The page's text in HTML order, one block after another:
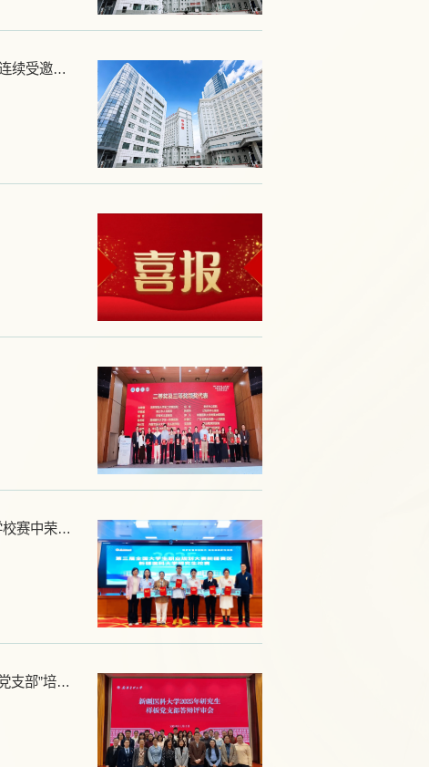
【喜报】“腹中兵甲，湔肠伐胃”——胃肠外科（二病区）党支部党建品牌入选国家级案例库并连续受邀全国交流
【喜报】新疆医科大学第三临床医学院研究生在第三届全国大学生职业规划大赛新疆医科大学校赛中荣获佳绩
【喜报】四雁引航铸先锋，医路奋进担使命 ——研究生第一党支部成功入选校级“研究生样板党支部”培育创建名单